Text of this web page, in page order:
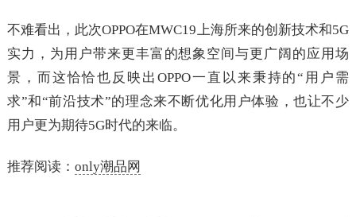
不难看出，此次OPPO在MWC19上海所来的创新技术和5G
实力，为用户带来更丰富的想象空间与更广阔的应用场
景，而这恰恰也反映出OPPO一直以来秉持的“用户需
求”和“前沿技术”的理念来不断优化用户体验，也让不少
用户更为期待5G时代的来临。
推荐阅读： only潮品网